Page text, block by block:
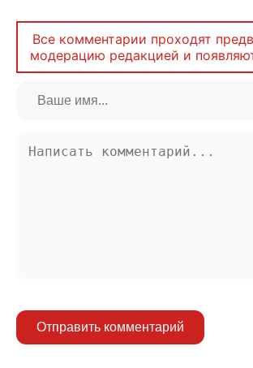
Все комментарии проходят
модерацию редакцией и
Отправить комментарий